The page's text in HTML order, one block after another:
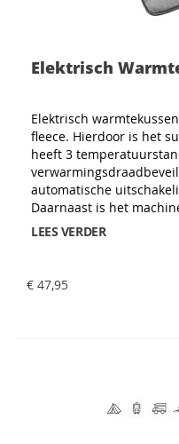
Elektrisch
Elektrisch
fleece. Hierdoor is het
heeft 3
automatische
Daarnaast is het
LEES VERDER
€ 47,95